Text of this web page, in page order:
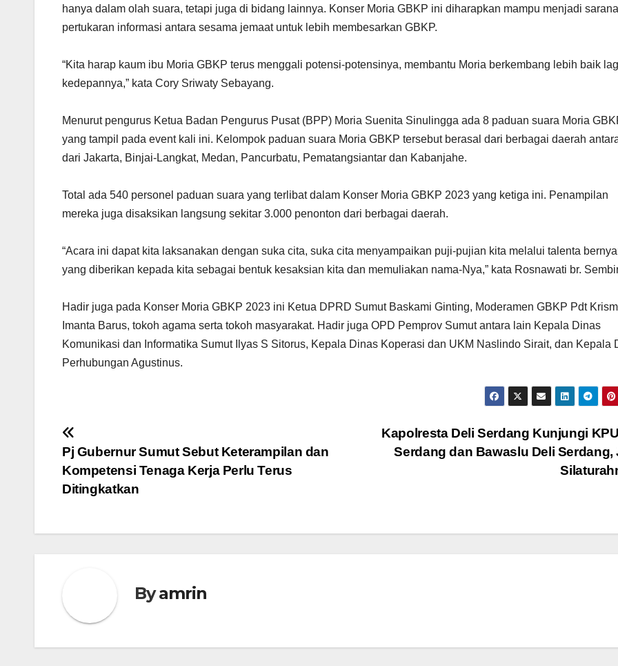
hanya dalam olah suara, tetapi juga di bidang lainnya. Konser Moria GBKP ini diharapkan mampu menjadi sarana
pertukaran informasi antara sesama jemaat untuk lebih membesarkan GBKP.
“Kita harap kaum ibu Moria GBKP terus menggali potensi-potensinya, membantu Moria berkembang lebih baik
kedepannya,” kata Cory Sriwaty Sebayang.
Menurut pengurus Ketua Badan Pengurus Pusat (BPP) Moria Suenita Sinulingga ada 8 paduan suara Moria
yang tampil pada event kali ini. Kelompok paduan suara Moria GBKP tersebut berasal dari berbagai daerah
dari Jakarta, Binjai-Langkat, Medan, Pancurbatu, Pematangsiantar dan Kabanjahe.
Total ada 540 personel paduan suara yang terlibat dalam Konser Moria GBKP 2023 yang ketiga ini. Penampilan
mereka juga disaksikan langsung sekitar 3.000 penonton dari berbagai daerah.
“Acara ini dapat kita laksanakan dengan suka cita, suka cita menyampaikan puji-pujian kita melalui talenta
yang diberikan kepada kita sebagai bentuk kesaksian kita dan memuliakan nama-Nya,” kata Rosnawati br.
Hadir juga pada Konser Moria GBKP 2023 ini Ketua DPRD Sumut Baskami Ginting, Moderamen GBKP Pdt
Imanta Barus, tokoh agama serta tokoh masyarakat. Hadir juga OPD Pemprov Sumut antara lain Kepala Dinas
Komunikasi dan Informatika Sumut Ilyas S Sitorus, Kepala Dinas Koperasi dan UKM Naslindo Sirait, dan Kepala
Perhubungan Agustinus.
Navigasi
pos
Kapolresta Deli Serdang Kunjungi
Serdang dan Bawaslu Deli Serdang,
Pj Gubernur Sumut Sebut Keterampilan dan
Kompetensi Tenaga Kerja Perlu Terus
Ditingkatkan
Byamrin